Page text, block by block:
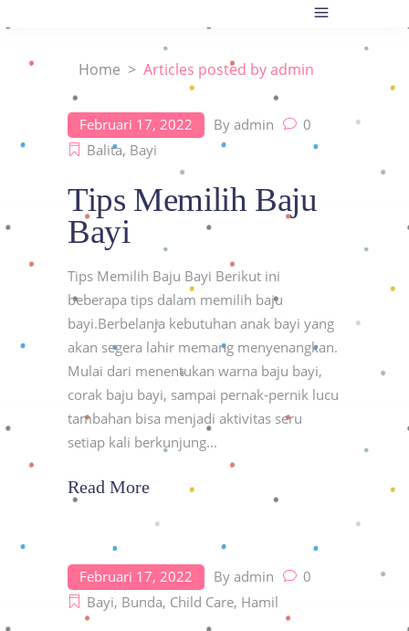
Home > Articles posted by admin
Februari 17, 2022 By admin
0
Balita, Bayi
Tips Memilih Baju
Bayi
Tips Memilih Baju Bayi Berikut ini
beberapa tips dalam memilih baju
bayi.Berbelanja kebutuhan anak bayi yang
akan segera lahir memang menyenangkan.
Mulai dari menentukan warna baju bayi,
corak baju bayi, sampai pernak-pernik lucu
tambahan bisa menjadi aktivitas seru
setiap kali berkunjung
Read More
Februari 17, 2022 By admin
0
Bayi, Bunda, Child Care, Hamil